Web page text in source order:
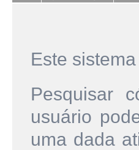
Este
Pesquisar
usuário
uma dada